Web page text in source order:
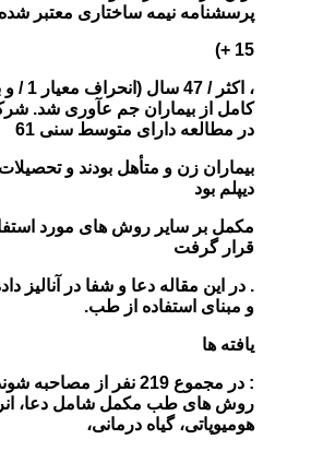
پرسشنامه نیمه ساختاری معتبر شده
15 +)
، اکثر / 47 سال
کامل از بیماران جم عآوری شد.
در مطالعه دارای متوسط سنی 61
بیماران زن و متأهل بودند و تحصیلات
دیپلم بود
مکمل بر سایر روش های مورد
قرار گرفت
. در این مقاله دعا و شفا در آنالیز
و مبنای استفاده از طب.
یافته ها
: در مجموع 219 نفر از مصاحبه
روش های طب مکمل شامل دعا،
هومیوپاتی، گیاه درمانی،